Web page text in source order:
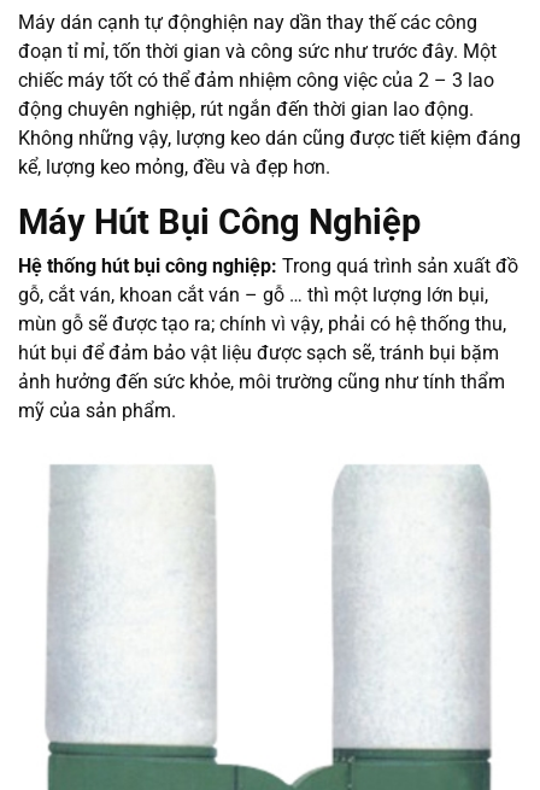
Máy dán cạnh tự độnghiện nay dần thay thế các công
đoạn tỉ mỉ, tốn thời gian và công sức như trước đây. Một
chiếc máy tốt có thể đảm nhiệm công việc của 2 – 3 lao
động chuyên nghiệp, rút ngắn đến thời gian lao động.
Không những vậy, lượng keo dán cũng được tiết kiệm đáng
kể, lượng keo mỏng, đều và đẹp hơn.
Máy Hút Bụi Công Nghiệp
Hệ thống hút bụi công nghiệp: Trong quá trình sản xuất đồ
gỗ, cắt ván, khoan cắt ván – gỗ … thì một lượng lớn bụi,
mùn gỗ sẽ được tạo ra; chính vì vậy, phải có hệ thống thu,
hút bụi để đảm bảo vật liệu được sạch sẽ, tránh bụi bặm
ảnh hưởng đến sức khỏe, môi trường cũng như tính thẩm
mỹ của sản phẩm.